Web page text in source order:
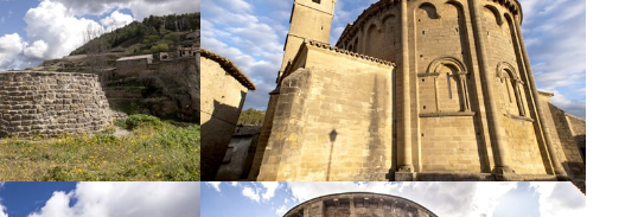
Hielo
Iglesia
de San Martín